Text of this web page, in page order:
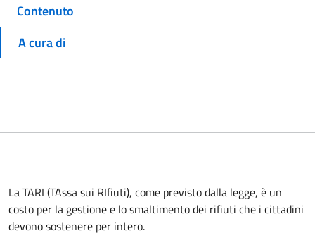
Contenuto
A cura di
La TARI (TAssa sui RIfiuti), come previsto dalla legge, è un
costo per la gestione e lo smaltimento dei rifiuti che i cittadini
devono sostenere per intero.